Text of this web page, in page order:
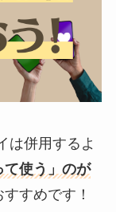
は併用するよ
て使う」のが
すめです！